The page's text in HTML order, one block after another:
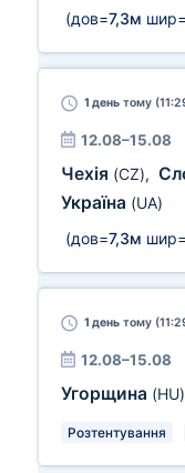
(дов=7,3м шир=
1 день тому
12.08–15.08
Чехія (CZ),
Україна (UA)
(дов=7,3м шир=
1 день тому
12.08–15.08
Угорщина (HU)
Розтентування